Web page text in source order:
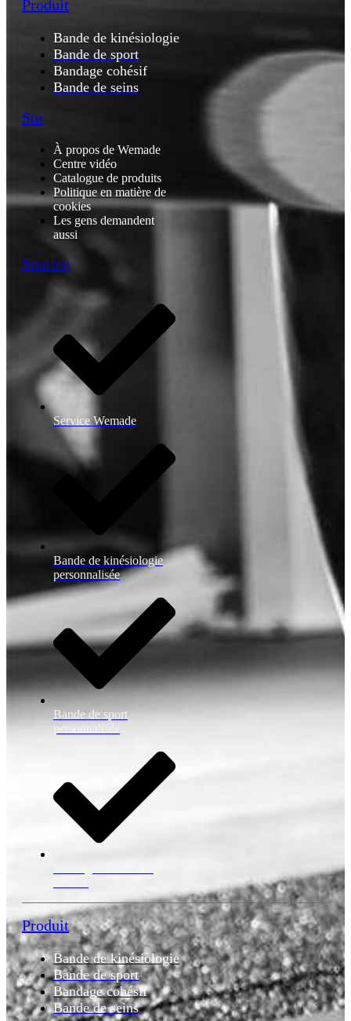
Produit
Bande de kinésiologie
Bande de sport
Bandage cohésif
Bande de seins
Sur
À propos de Wemade
Centre vidéo
Catalogue de produits
Politique en matière de
cookies
Les gens demandent
aussi
Soutien
Service Wemade
Bande de kinésiologie
personnalisée
Bande de sport
personnalisée
Produit
Bande de kinésiologie
Bande de sport
Bandage cohésif
Bande de seins